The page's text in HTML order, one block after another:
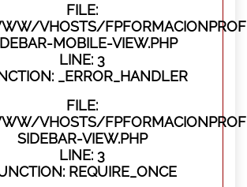
FILE:
VHOSTS/
MOBILE-VIEW.PHP
LINE: 3
_ERROR_HANDLER
FILE:
VHOSTS/
SIDEBAR-VIEW.PHP
LINE: 3
REQUIRE_ONCE